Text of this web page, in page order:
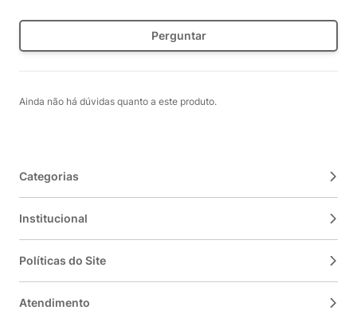
Perguntar
Ainda não há dúvidas quanto a este produto.
Categorias
Institucional
Políticas do Site
Atendimento